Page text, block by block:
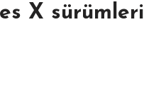
X sürümleri